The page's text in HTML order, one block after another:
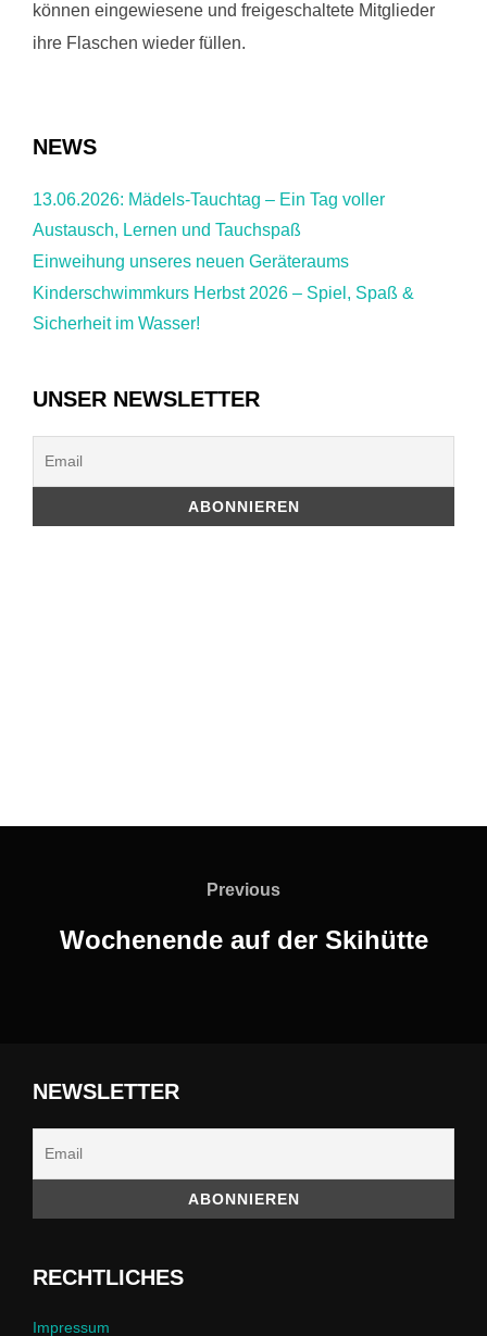
können eingewiesene und freigeschaltete Mitglieder
ihre Flaschen wieder füllen.
NEWS
13.06.2026: Mädels-Tauchtag – Ein Tag voller
Austausch, Lernen und Tauchspaß
Einweihung unseres neuen Geräteraums
Kinderschwimmkurs Herbst 2026 – Spiel, Spaß &
Sicherheit im Wasser!
UNSER NEWSLETTER
Previous
Previous
Wochenende auf der Skihütte
NEWSLETTER
RECHTLICHES
Impressum